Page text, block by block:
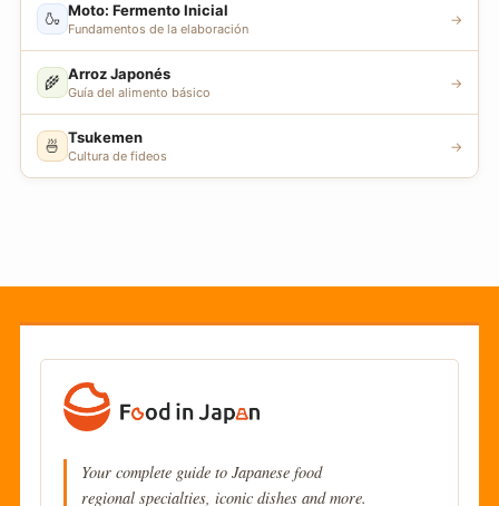
🍶 Moto: Fermento Inicial
Fundamentos de la elaboración
→
🌾 Arroz Japonés
Guía del alimento básico
→
🍜 Tsukemen
Cultura de fideos
→
Your complete guide to Japanese food
regional specialties, iconic dishes and more.